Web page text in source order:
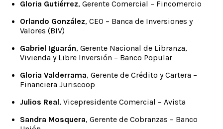
Gloria Gutiérrez, Gerente Comercial – Fincomercio
Orlando González, CEO – Banca de Inversiones y
Valores (BIV)
Gabriel Iguarán, Gerente Nacional de Libranza,
Vivienda y Libre Inversión – Banco Popular
Gloria Valderrama, Gerente de Crédito y Cartera –
Financiera Juriscoop
Julios Real, Vicepresidente Comercial – Avista
Sandra Mosquera, Gerente de Cobranzas – Banco